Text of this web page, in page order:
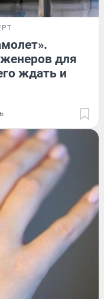
для
ждать и